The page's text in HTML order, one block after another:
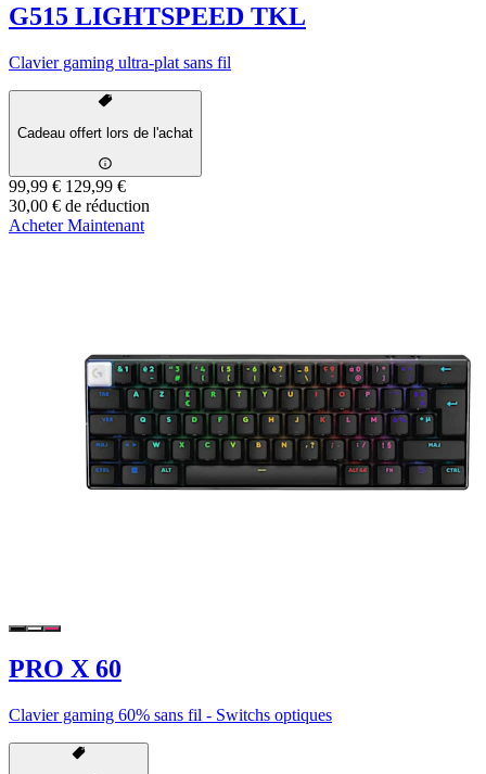
G515 LIGHTSPEED TKL
Clavier gaming ultra-plat sans fil
Cadeau offert lors de l'achat
99,99 € 129,99 €
30,00 € de réduction
Acheter Maintenant
PRO X 60
Clavier gaming 60% sans fil - Switchs optiques